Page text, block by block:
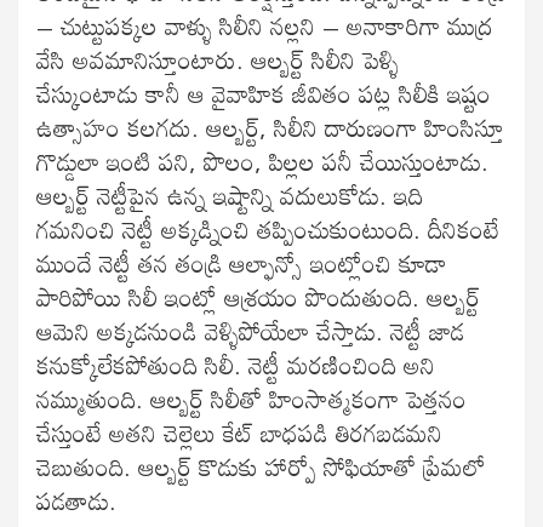
– చుట్టుపక్కల వాళ్ళు సిలీని నల్లని – అనాకారిగా ముద్ర
వేసి అవమానిస్తూంటారు. ఆల్బర్ట్‌ సిలీని పెళ్ళి
చేస్కుంటాడు కానీ ఆ వైవాహిక జీవితం పట్ల సిలీకి ఇష్టం
ఉత్సాహం కలగదు. ఆల్బర్ట్‌, సిలీని దారుణంగా హింసిస్తూ
గొడ్డులా ఇంటి పని, పొలం, పిల్లల పనీ చేయిస్తుంటాడు.
ఆల్బర్ట్‌ నెట్టీపైన ఉన్న ఇష్టాన్ని వదులుకోడు. ఇది
గమనించి నెట్టీ అక్కడ్నించి తప్పించుకుంటుంది. దీనికంటే
ముందే నెట్టీ తన తండ్రి ఆల్ఫాన్సో ఇంట్లోంచి కూడా
పారిపోయి సిలీ ఇంట్లో ఆశ్రయం పొందుతుంది. ఆల్బర్ట్‌
ఆమెని అక్కడనుండి వెళ్ళిపోయేలా చేస్తాడు. నెట్టీ జాడ
కనుక్కోలేకపోతుంది సిలీ. నెట్టీ మరణించింది అని
నమ్ముతుంది. ఆల్బర్ట్‌ సిలీతో హింసాత్మకంగా పెత్తనం
చేస్తుంటే అతని చెల్లెలు కేట్‌ బాధపడి తిరగబడమని
చెబుతుంది. ఆల్బర్ట్‌ కొడుకు హార్పో సోఫియాతో ప్రేమలో
పడతాడు.